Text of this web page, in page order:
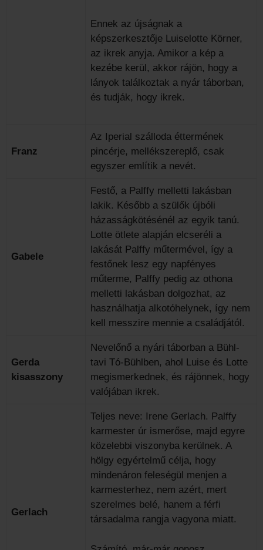
Ennek az újságnak a
képszerkesztője Luiselotte Körner,
az ikrek anyja. Amikor a kép a
kezébe kerül, akkor rájön, hogy a
lányok találkoztak a nyár táborban,
és tudják, hogy ikrek.
Franz
Az Iperial szálloda éttermének
pincérje, mellékszereplő, csak
egyszer említik a nevét.
Gabele
Festő, a Palffy melletti lakásban
lakik. Később a szülők újbóli
házasságkötésénél az egyik tanú.
Lotte ötlete alapján elcseréli a
lakását Palffy műtermével, így a
festőnek lesz egy napfényes
műterme, Palffy pedig az othona
melletti lakásban dolgozhat, az
használhatja alkotóhelynek, így nem
kell messzire mennie a családjától.
Gerda
kisasszony
Nevelőnő a nyári táborban a Bühl-
tavi Tó-Bühlben, ahol Luise és Lotte
megismerkednek, és rájönnek, hogy
valójában ikrek.
Gerlach
Teljes neve: Irene Gerlach. Palffy
karmester úr ismerőse, majd egyre
közelebbi viszonyba kerülnek. A
hölgy egyértelmű célja, hogy
mindenáron feleségül menjen a
karmesterhez, nem azért, mert
szerelmes belé, hanem a férfi
társadalma rangja vagyona miatt.